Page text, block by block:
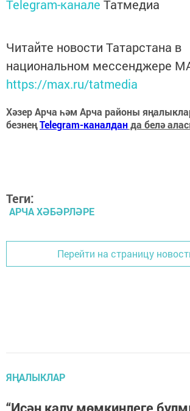
Telegram-канале Татмедиа
Читайте новости Татарстана в
национальном мессенджере
https://max.ru/tatmedia
Хәзер Арча һәм Арча районы
безнеңTelegram-каналданда белә
Теги:
АРЧА ХӘБӘРЛӘРЕ
Перейти на страницу
ЯҢАЛЫКЛАР